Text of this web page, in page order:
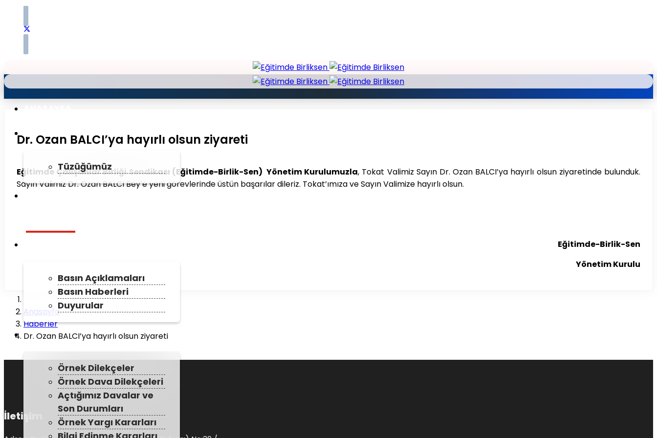
KURUMSAL
Tüzüğümüz
Basın Açıklamaları
Basın Haberleri
Duyurular
HUKUK
Örnek Dilekçeler
Örnek Dava Dilekçeleri
Açtığımız Davalar ve
Son Durumları
Örnek Yargı Kararları
Dr. Ozan BALCI’ya hayırlı olsun ziyareti
Eğitimde Çalışanlar Birliği Sendikası (Eğitimde-Birlik-Sen) Yönetim Kurulumuzla, Tokat Valimiz Sayın Dr. Ozan BALCI’ya hayırlı olsun ziyaretinde bulunduk.
Sayın Valimiz Dr. Ozan BALCI Bey’e yeni görevlerinde üstün başarılar dileriz. Tokat’ımıza ve Sayın Valimize hayırlı olsun.
Eğitimde-Birlik-Sen
Yönetim Kurulu
Anasayfa
Haberler
Dr. Ozan BALCI’ya hayırlı olsun ziyareti
İletişim